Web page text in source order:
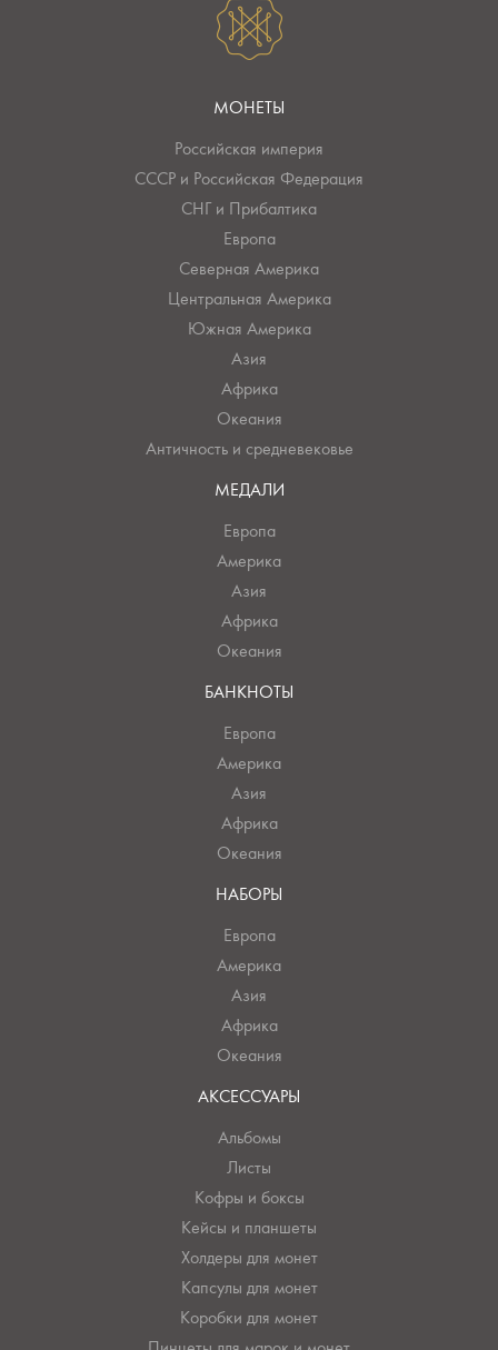
МОНЕТЫ
Российская империя
СССР и Российская Федерация
СНГ и Прибалтика
Европа
Северная Америка
Центральная Америка
Южная Америка
Азия
Африка
Океания
Античность и средневековье
МЕДАЛИ
Европа
Америка
Азия
Африка
Океания
БАНКНОТЫ
Европа
Америка
Азия
Африка
Океания
НАБОРЫ
Европа
Америка
Азия
Африка
Океания
АКСЕССУАРЫ
Альбомы
Листы
Кофры и боксы
Кейсы и планшеты
Холдеры для монет
Капсулы для монет
Коробки для монет